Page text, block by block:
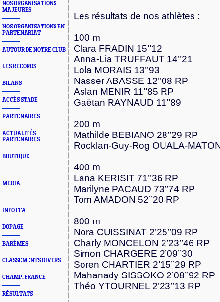
NOS ORGANISATIONS
MAJEURES
NOS ORGANISATIONS EN
PARTENARIAT
AUTOUR DE NOTRE CLUB
LES RECORDS
BILANS
ACCÈS STADE
PARTENAIRES
ACTUALITÉS
PARTENAIRES
BOUTIQUE
MEDIA
INFO FFA
DOPAGE
BARÈMES
CLASSEMENTS DIVERS
CHAMP. FRANCE
RÉSULTATS
Les résultats de nos athlètes :
100 m
Clara FRADIN 15’’12
Anna-Lia TRUFFAUT 14’’21
Lola MORAIS 13’’93
Nasser ABASSE 12’’08 RP
Aslan MENIR 11’’85 RP
Gaëtan RAYNAUD 11’’89
200 m
Mathilde BEBIANO 28’’29 RP
Rocklan-Guy-Rog OUALA-
400 m
Lana KERISIT 71’’36 RP
Marilyne PACAUD 73’’74 RP
Tom AMADON 52’’20 RP
800 m
Nora CUISSINAT 2’25’’09 RP
Charly MONCELON 2’23’’46 RP
Simon CHARGERE 2’09’’30
Soren CHARTIER 2’15’’29 RP
Mahanady SISSOKO 2’08’’92 RP
Théo YTOURNEL 2’23’’13 RP